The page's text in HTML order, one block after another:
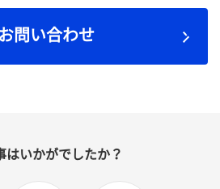
問い合わせ
はいかがでしたか？